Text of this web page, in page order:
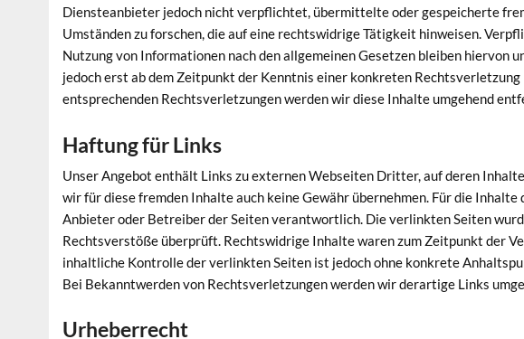
Diensteanbieter jedoch nicht verpflichtet, übermittelte oder gespeicherte
Umständen zu forschen, die auf eine rechtswidrige Tätigkeit hinweisen.
Nutzung von Informationen nach den allgemeinen Gesetzen bleiben hiervon
jedoch erst ab dem Zeitpunkt der Kenntnis einer konkreten
entsprechenden Rechtsverletzungen werden wir diese Inhalte umgehend
Haftung für Links
Unser Angebot enthält Links zu externen Webseiten Dritter, auf deren
wir für diese fremden Inhalte auch keine Gewähr übernehmen. Für die
Anbieter oder Betreiber der Seiten verantwortlich. Die verlinkten Seiten
Rechtsverstöße überprüft. Rechtswidrige Inhalte waren zum Zeitpunkt der
inhaltliche Kontrolle der verlinkten Seiten ist jedoch ohne konkrete
Bei Bekanntwerden von Rechtsverletzungen werden wir derartige Links
Urheberrecht